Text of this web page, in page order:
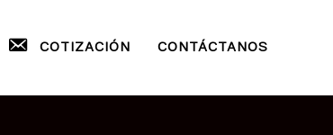
COTIZACIÓN CONTÁCTANOS